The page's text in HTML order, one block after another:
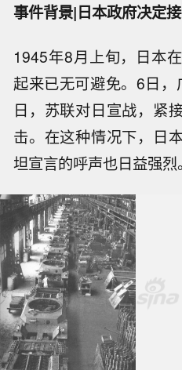
事件背景|日本政府决定
1945年8月上旬，日本
起来已无可避免。6日
日，苏联对日宣战，紧
击。在这种情况下，日
坦宣言的呼声也日益强烈。